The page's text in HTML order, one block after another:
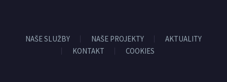
NAŠE SLUŽBY NAŠE PROJEKTY
AKTUALITY
KONTAKT
COOKIES